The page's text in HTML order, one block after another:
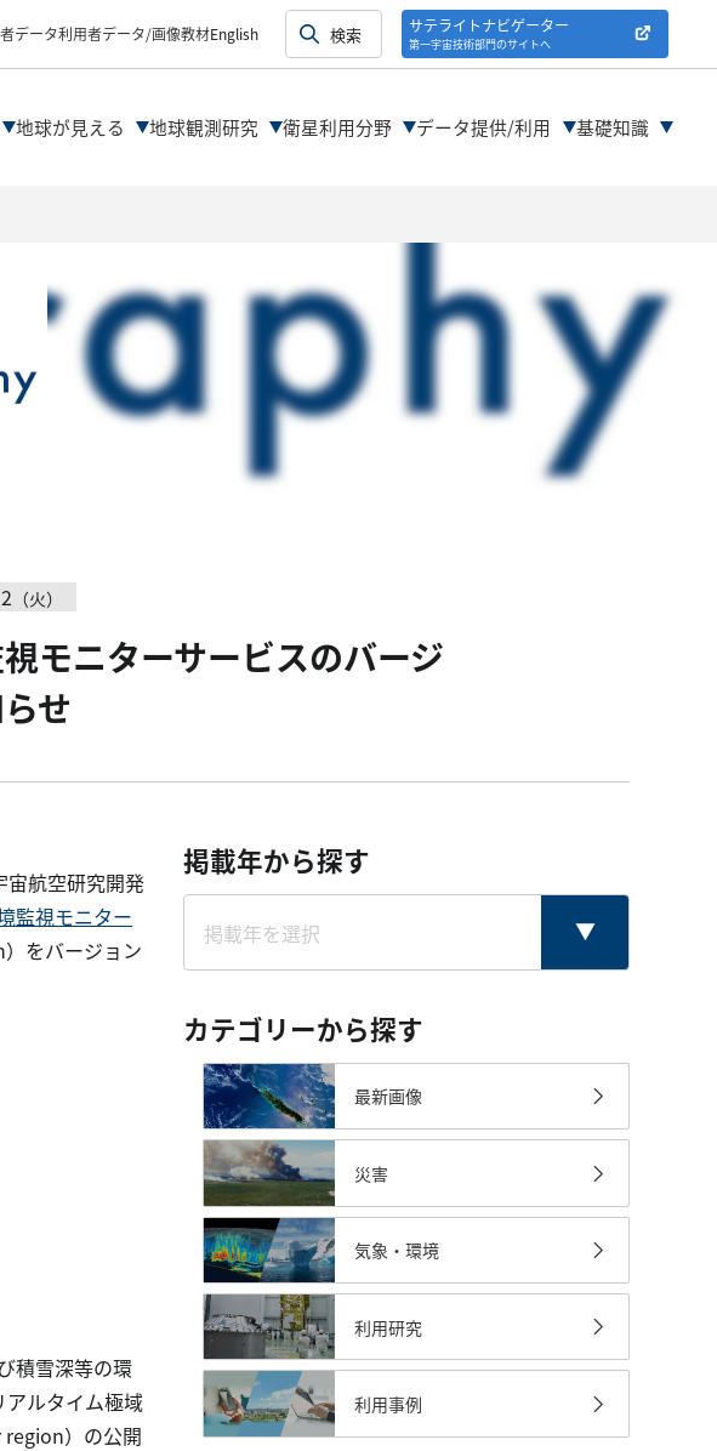
データ利用者データ/画像教材English サテライトナビゲーター
第一宇宙技術部門のサイトへ
地球が見える 地球観測研究 衛星利用分野 データ提供/利用 基礎知識
ータ解析の流れ
ツール/サイトの紹介
（火）
モニターサービスのバージ
せ
宙航空研究開発
監視モニター
をバージョン
積雪深等の環
ルタイム極域
）の公開
掲載年から探す
カテゴリーから探す
最新画像
災害
気象・環境
利用研究
利用事例